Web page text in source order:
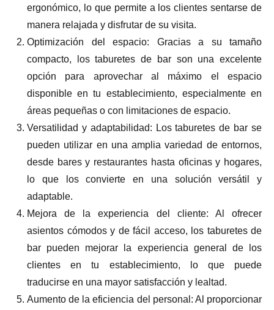
ergonómico, lo que permite a los clientes sentarse de
manera relajada y disfrutar de su visita.
Optimización del espacio: Gracias a su tamaño
compacto, los taburetes de bar son una excelente
opción para aprovechar al máximo el espacio
disponible en tu establecimiento, especialmente en
áreas pequeñas o con limitaciones de espacio.
Versatilidad y adaptabilidad: Los taburetes de bar se
pueden utilizar en una amplia variedad de entornos,
desde bares y restaurantes hasta oficinas y hogares,
lo que los convierte en una solución versátil y
adaptable.
Mejora de la experiencia del cliente: Al ofrecer
asientos cómodos y de fácil acceso, los taburetes de
bar pueden mejorar la experiencia general de los
clientes en tu establecimiento, lo que puede
traducirse en una mayor satisfacción y lealtad.
Aumento de la eficiencia del personal: Al proporcionar